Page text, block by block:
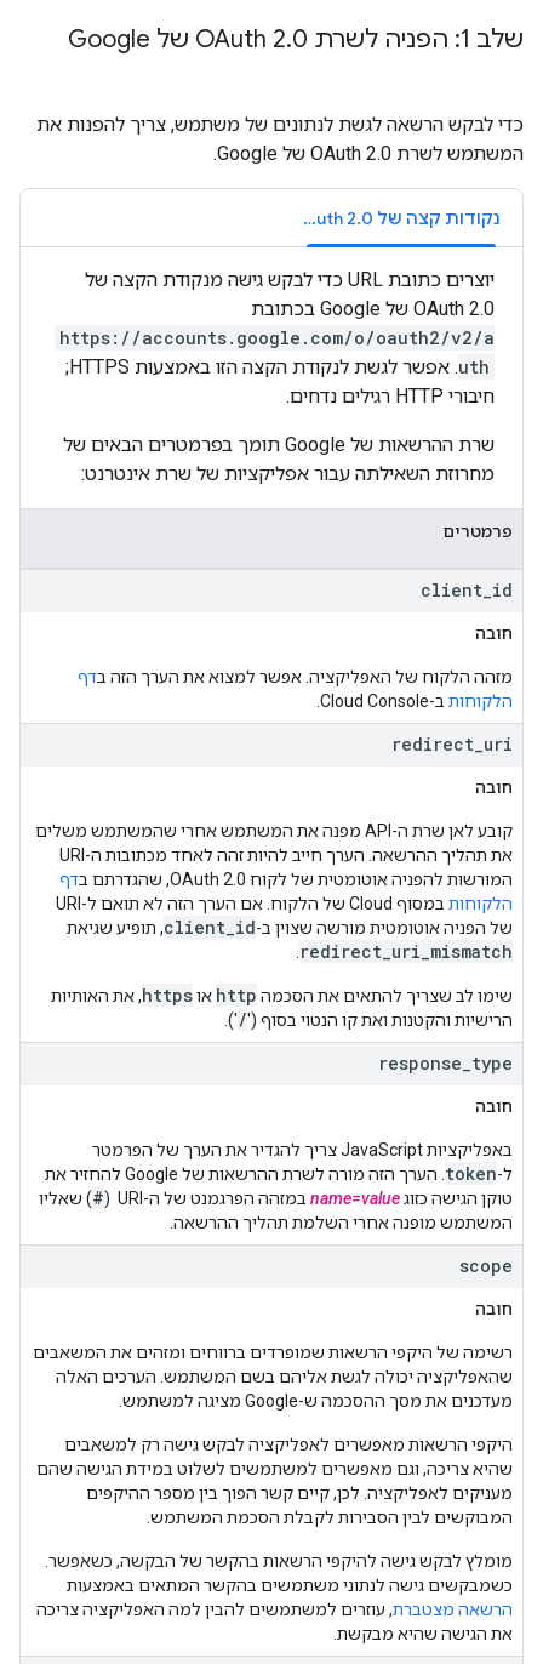
שלב 1: הפניה לשרת OAuth 2 .0 של Google
כדי לבקש הרשאה לגשת לנתונים של משתמש, צריך להפנות את
המשתמש לשרת OAuth 2.0 של Google.
נקודות קצה של OAuth 2.0
יוצרים כתובת URL כדי לבקש גישה מנקודת הקצה של
OAuth 2.0 של Google בכתובת
https://accounts.google.com/o/oauth2/v2/a
uth
. אפשר לגשת לנקודת הקצה הזו באמצעות HTTPS;
חיבורי HTTP רגילים נדחים.
שרת ההרשאות של Google תומך בפרמטרים הבאים של
מחרוזת השאילתה עבור אפליקציות של שרת אינטרנט:
פרמטרים
client id
חובה
מזהה הלקוח של האפליקציה. אפשר למצוא את הערך הזה בדף
הלקוחות ב-Cloud Console.
redirect uri
חובה
קובע לאן שרת ה-API מפנה את המשתמש אחרי שהמשתמש משלים
את תהליך ההרשאה. הערך חייב להיות זהה לאחד מכתובות ה-URI
המורשות להפניה אוטומטית של לקוח OAuth 2.0, שהגדרתם ב
דף
הלקוחות
במסוף Cloud של הלקוח. אם הערך הזה לא תואם ל-URI
של הפניה אוטומטית מורשה שצוין ב-client_id, תופיע שגיאת
redirect_uri_mismatch
שימו לב שצריך להתאים את הסכמה http אוhttps, את האותיות
הרישיות והקטנות ואת קו הנטוי בסוף ('/
').
response type
חובה
באפליקציות JavaScript צריך להגדיר את הערך של הפרמטר
ל-token
. הערך הזה מורה לשרת ההרשאות של Google להחזיר את
טוקן הגישה כזוג name=value במזהה הפרגמנט של ה-URI ‏ ( #) שאליו
המשתמש מופנה אחרי השלמת תהליך ההרשאה.
scope
חובה
רשימה של היקפי הרשאות שמופרדים ברווחים ומזהים את המשאבים
שהאפליקציה יכולה לגשת אליהם בשם המשתמש. הערכים האלה
מעדכנים את מסך ההסכמה ש-Google מציגה למשתמש.
היקפי הרשאות מאפשרים לאפליקציה לבקש גישה רק למשאבים
שהיא צריכה, וגם מאפשרים למשתמשים לשלוט במידת הגישה שהם
מעניקים לאפליקציה. לכן, קיים קשר הפוך בין מספר ההיקפים
המבוקשים לבין הסבירות לקבלת הסכמת המשתמש.
מומלץ לבקש גישה להיקפי הרשאות בהקשר של הבקשה, כשאפשר.
כשמבקשים גישה לנתוני משתמשים בהקשר המתאים באמצעות
הרשאה מצטברת, עוזרים למשתמשים להבין למה האפליקציה צריכה
את הגישה שהיא מבקשת.